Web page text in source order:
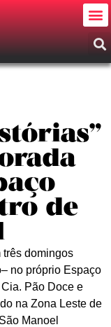
de
três domingos
no próprio Espaço
Pão Doce e
na Zona Leste de
Manoel